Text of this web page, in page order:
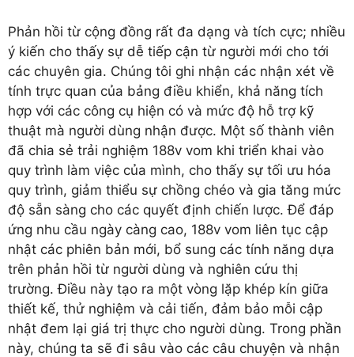
Phản hồi từ cộng đồng rất đa dạng và tích cực; nhiều
ý kiến cho thấy sự dễ tiếp cận từ người mới cho tới
các chuyên gia. Chúng tôi ghi nhận các nhận xét về
tính trực quan của bảng điều khiển, khả năng tích
hợp với các công cụ hiện có và mức độ hỗ trợ kỹ
thuật mà người dùng nhận được. Một số thành viên
đã chia sẻ trải nghiệm 188v vom khi triển khai vào
quy trình làm việc của mình, cho thấy sự tối ưu hóa
quy trình, giảm thiểu sự chồng chéo và gia tăng mức
độ sẵn sàng cho các quyết định chiến lược. Để đáp
ứng nhu cầu ngày càng cao, 188v vom liên tục cập
nhật các phiên bản mới, bổ sung các tính năng dựa
trên phản hồi từ người dùng và nghiên cứu thị
trường. Điều này tạo ra một vòng lặp khép kín giữa
thiết kế, thử nghiệm và cải tiến, đảm bảo mỗi cập
nhật đem lại giá trị thực cho người dùng. Trong phần
này, chúng ta sẽ đi sâu vào các câu chuyện và nhận